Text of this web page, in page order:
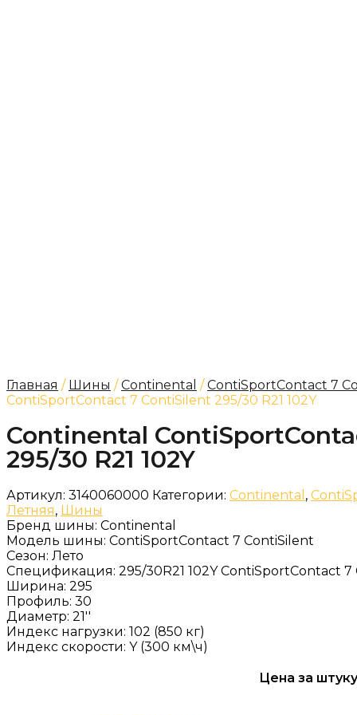
Главная / Шины /Continental /ContiSportContact 7
ContiSportContact 7 ContiSilent 295/30 R21 102Y
Continental
295/30 R21 102Y
Артикул: 3140060000 Категории: Continental ,
Летняя, Шины
Бренд шины: Continental
Модель шины: ContiSportContact 7 ContiSilent
Сезон: Лето
Спецификация: 295/30R21 102Y ContiSportContact
Ширина: 295
Профиль: 30
Диаметр: 21''
Индекс нагрузки: 102 (850 кг)
Индекс скорости: Y (300 км\ч)
Цена за